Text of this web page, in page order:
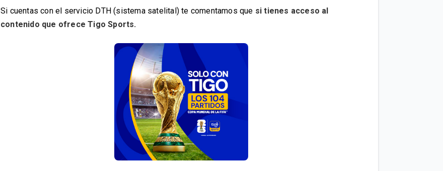
Si cuentas con el servicio DTH (sistema satelital) te comentamos que si tienes acceso al
contenido que ofrece Tigo Sports.